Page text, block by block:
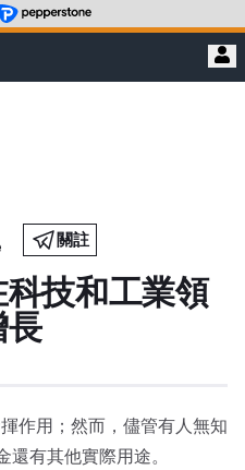
關註
技和工業領
長
作用；然而，儘管有人無知
有其他實際用途。